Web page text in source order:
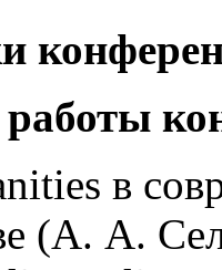
в
(А. А.